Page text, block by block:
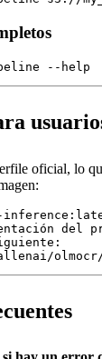
oficial, lo
del